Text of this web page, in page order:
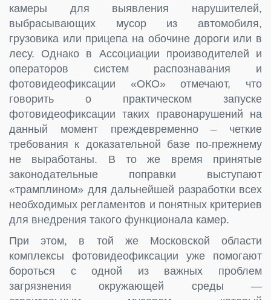
камеры для выявления нарушителей,
выбрасывающих мусор из автомобиля,
грузовика или прицепа на обочине дороги или в
лесу. Однако в Ассоциации производителей и
операторов систем распознавания и
фотовидеофиксации «ОКО» отмечают, что
говорить о практическом запуске
фотовидеофиксации таких правонарушений на
данный момент преждевременно – четкие
требования к доказательной базе по-прежнему
не выработаны. В то же время принятые
законодательные поправки выступают
«трамплином» для дальнейшей разработки всех
необходимых регламентов и понятных критериев
для внедрения такого функционала камер.
При этом, в той же Московской области
комплексы фотовидеофиксации уже помогают
бороться с одной из важных проблем
загрязнения окружающей среды —